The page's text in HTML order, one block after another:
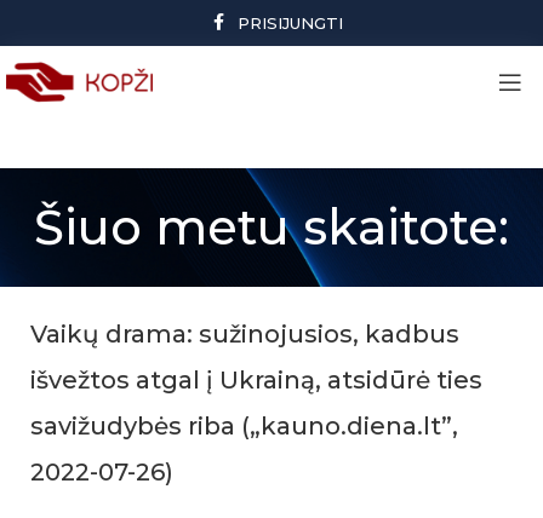
PRISIJUNGTI
Šiuo metu skaitote:
Vaikų drama: sužinojusios, kadbus
išvežtos atgal į Ukrainą, atsidūrė ties
savižudybės riba („kauno.diena.lt”,
2022-07-26)